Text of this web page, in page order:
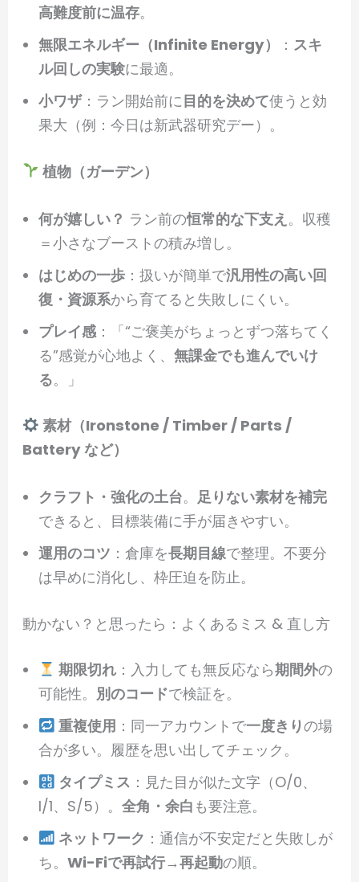
高難度前に温存。
無限エネルギー（Infinite Energy）
： スキ
ル回しの実験に最適。
小ワザ：ラン開始前に目的を決めて使うと効
果大（例：今日は新武器研究デー）。
植物（ガーデン）
何が嬉しい？ ラン前の恒常的な下支え 。収穫
＝小さなブーストの積み増し。
はじめの一歩 ：扱いが簡単で汎用性の高い回
復・資源系から育てると失敗しにくい。
プレイ感 ：「“ご褒美がちょっとずつ落ちてく
る”感覚が心地よく、無課金でも進んでいけ
る。」
素材（Ironstone / Timber / Parts /
Battery など）
クラフト・強化の土台。足りない素材を補完
できると、目標装備に手が届きやすい。
運用のコツ ：倉庫を長期目線で整理。不要分
は早めに消化し、枠圧迫を防止。
動かない？と思ったら：よくあるミス & 直し方
期限切れ：入力しても無反応なら期間外の
可能性。 別のコードで検証を。
重複使用 ：同一アカウントで一度きりの場
合が多い。履歴を思い出してチェック。
タイプミス ：見た目が似た文字（O/0、
I/1、S/5）。全角・余白 も要注意。
ネットワーク ：通信が不安定だと失敗しが
ち。Wi-Fiで再試行→再起動の順。